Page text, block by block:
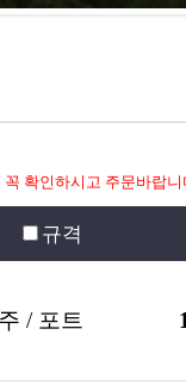
확인하시고 주문바랍니
규격
/ 포트